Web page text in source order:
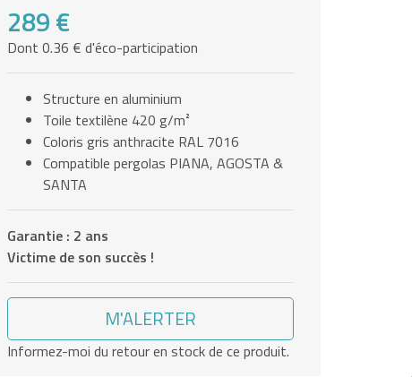
289 €
Dont 0.36 € d'éco-participation
Structure en aluminium
Toile textilène 420 g/m²
Coloris gris anthracite RAL 7016
Compatible pergolas PIANA, AGOSTA &
SANTA
Garantie : 2 ans
Victime de son succès !
M'ALERTER
Informez-moi du retour en stock de ce produit.